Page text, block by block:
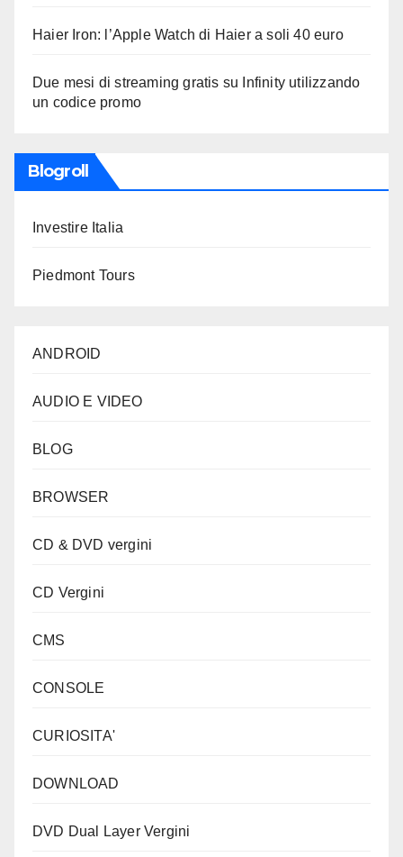
Haier Iron: l’Apple Watch di Haier a soli 40 euro
Due mesi di streaming gratis su Infinity utilizzando
un codice promo
Blogroll
Investire Italia
Piedmont Tours
ANDROID
AUDIO E VIDEO
BLOG
BROWSER
CD & DVD vergini
CD Vergini
CMS
CONSOLE
CURIOSITA'
DOWNLOAD
DVD Dual Layer Vergini